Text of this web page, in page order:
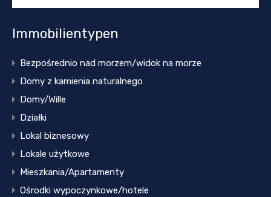
Immobilientypen
Bezpośrednio nad morzem/widok na morze
Domy z kamienia naturalnego
Domy/Wille
Działki
Lokal biznesowy
Lokale użytkowe
Mieszkania/Apartamenty
Ośrodki wypoczynkowe/hotele